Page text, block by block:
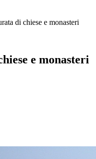
di chiese e monasteri
e monasteri